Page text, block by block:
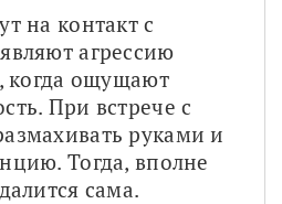
на контакт с
агрессию
когда ощущают
При встрече с
руками и
Тогда, вполне
сама.